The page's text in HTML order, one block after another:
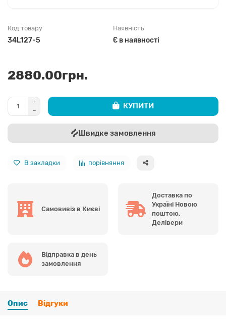
Код товару
34L127-5
Наявність
Є в наявності
2880.00грн.
КУПИТИ
Швидке замовлення
В закладки порівняння
Самовивіз в Києві
Доставка по
Україні Новою
поштою,
Делівери
Відправка в день
замовлення
Опис Відгуки